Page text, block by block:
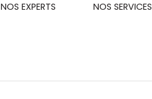
NOS EXPERTS NOS SERVICES